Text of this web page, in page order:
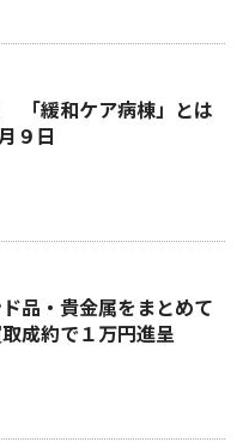
「緩和ケア病棟」とは
９日
品・貴金属をまとめて
成約で１万円進呈